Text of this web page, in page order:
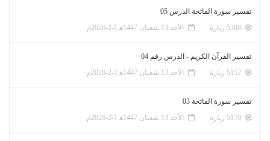
تفسير سورة الفاتحة الدرس 05
الأحد 13 شعبان 1447ﻫ 1-2-2026م
تفسير القرآن الكريم - الدرس رقم 04
الأحد 13 شعبان 1447ﻫ 1-2-2026م
تفسير سورة الفاتحة 03
الأحد 13 شعبان 1447ﻫ 1-2-2026م